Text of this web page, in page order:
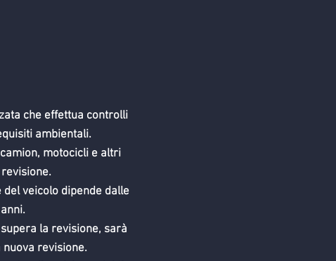
che effettua controlli
ambientali.
motocicli e altri
veicolo dipende dalle
la revisione, sarà
revisione.